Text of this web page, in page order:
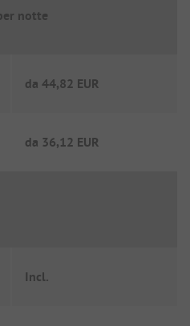
notte
da 44,82 EUR
da 36,12 EUR
Incl.